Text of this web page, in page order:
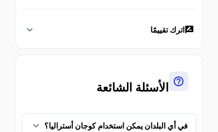
اترك تقييمًا
الأسئلة الشائعة
في أي البلدان يمكن استخدام كوجان أستراليا؟